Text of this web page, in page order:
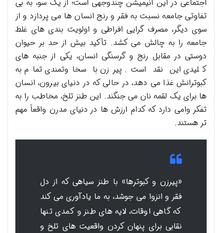
اجتماعی در این انیمیشن چندوجهی است؛ از یک سو، به بی
تفاوتی جامعه نسبت به فقر و رنج انسان ها می پردازد و از
سوی دیگر، مصرف گرایی افراطی و اولویت بندی های غلط
جامعه را به چالش می کشد. تأکید بیش از حد بر حیوان
دوستی در مقابل رنج و گرسنگی انسان، یکی از جنبه های
کلیدی این نقد است. پیرزن با سخاوتمندی تمام به
کبوترانش غذا می دهد، در حالی که در دنیای بیرون، انسان
ها برای یک لقمه نان می جنگند. این طنز تلخ، مخاطب را به
تفکر وامی دارد که کدام ارزش ها در دنیای مدرن واقعاً مهم
تر هستند.
«پیرزن و کبوترها» با طنز سیاهی که از دل
فقر و انزوا می جوشد، به ما یادآوری می کند
که گاهی اوقات، لایه های طنز و کمدی تنها
نقابی برای پنهان کردن واقعیت های تلخ و